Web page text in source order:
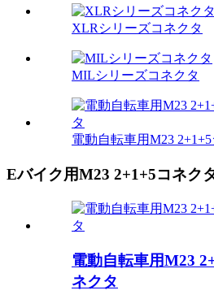
XLRシリーズコネクタ
MILシリーズコネクタ
電動自転車用M23
Eバイク用M23 2+1+5コネク
電動自転車用M23
ネクタ